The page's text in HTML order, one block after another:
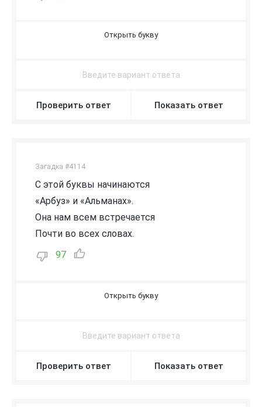
Проверить ответ Показать ответ
Загадка #4114
С этой буквы начинаются
«Арбуз» и «Альманах».
Она нам всем встречается
Почти во всех словах.
97
Проверить ответ Показать ответ